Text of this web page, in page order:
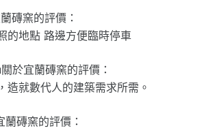
磚窯的評價：
的地點 路邊方便臨時停車
於宜蘭磚窯的評價：
造就數代人的建築需求所需。
磚窯的評價：